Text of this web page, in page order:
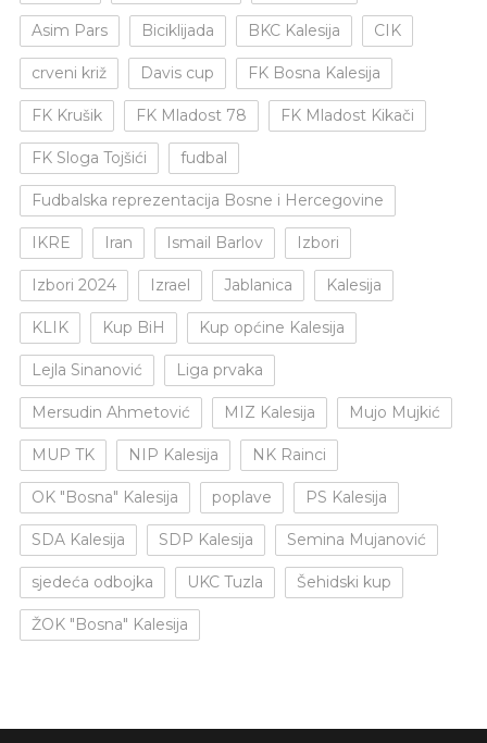
Asim Pars Biciklijada BKC Kalesija CIK
crveni križ Davis cup FK Bosna Kalesija
FK Krušik FK Mladost 78 FK Mladost Kikači
FK Sloga Tojšići fudbal
Fudbalska reprezentacija Bosne i Hercegovine
IKRE Iran Ismail Barlov Izbori
Izbori 2024 Izrael Jablanica Kalesija
KLIK Kup BiH Kup općine Kalesija
Lejla Sinanović Liga prvaka
Mersudin Ahmetović MIZ Kalesija Mujo Mujkić
MUP TK NIP Kalesija NK Rainci
OK "Bosna" Kalesija poplave PS Kalesija
SDA Kalesija SDP Kalesija Semina Mujanović
sjedeća odbojka UKC Tuzla Šehidski kup
ŽOK "Bosna" Kalesija